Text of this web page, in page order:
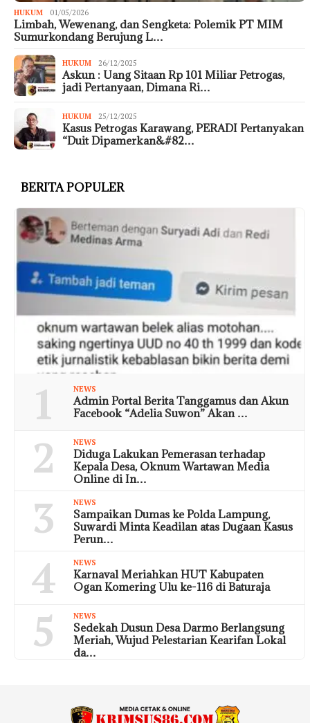
HUKUM 01/05/2026
Limbah, Wewenang, dan Sengketa: Polemik PT MIM
Sumurkondang Berujung L…
HUKUM 26/12/2025
Askun : Uang Sitaan Rp 101 Miliar Petrogas,
jadi Pertanyaan, Dimana Ri…
HUKUM 25/12/2025
Kasus Petrogas Karawang, PERADI Pertanyakan
“Duit Dipamerkan&#82…
BERITA POPULER
1 NEWS
Admin Portal Berita Tanggamus dan Akun
Facebook “Adelia Suwon” Akan …
2 NEWS
Diduga Lakukan Pemerasan terhadap
Kepala Desa, Oknum Wartawan Media
Online di In…
3 NEWS
Sampaikan Dumas ke Polda Lampung,
Suwardi Minta Keadilan atas Dugaan Kasus
Perun…
4 NEWS
Karnaval Meriahkan HUT Kabupaten
Ogan Komering Ulu ke-116 di Baturaja
5 NEWS
Sedekah Dusun Desa Darmo Berlangsung
Meriah, Wujud Pelestarian Kearifan Lokal
da…